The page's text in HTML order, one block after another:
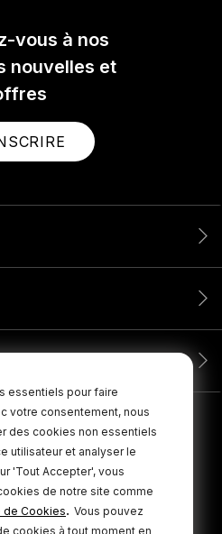
essentiels pour faire
votre consentement, nous
des cookies non essentiels
utilisateur et analyser le
'Tout Accepter', vous
de notre site comme
de Cookies. Vous pouvez
cookies à tout moment en
vous à nos
nouvelles et